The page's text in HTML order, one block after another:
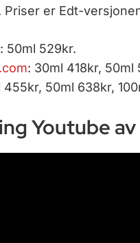
Priser er Edt-
: 50ml 529kr.
: 30ml 418kr, 50ml
455kr, 50ml 638kr,
Youtube